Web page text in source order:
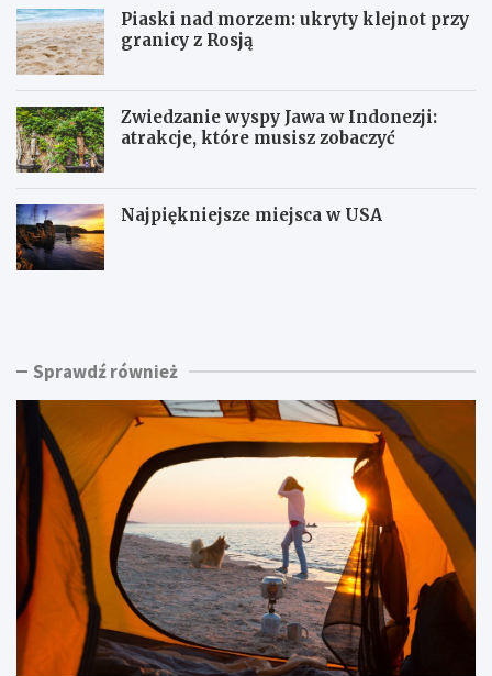
Piaski nad morzem: ukryty klejnot przy
granicy z Rosją
Zwiedzanie wyspy Jawa w Indonezji:
atrakcje, które musisz zobaczyć
Najpiękniejsze miejsca w USA
K
n
a
ł
u
p
D
l
a
c
P
i
m
o
r
z
m
u
k
y
Sprawdź również